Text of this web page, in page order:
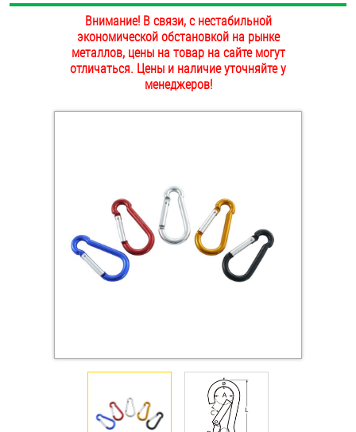
ОПЛАТА И ДОСТАВКА
НАШИ МАГАЗИНЫ
Дюбели
Заклепки (Гайки-Заклепки)
Инструмент
Крюки, кольца с метрической резьбой
Оснастка и аксессуары для яхт
Внимание! В связи, с нестабильной
экономической обстановкой на рынке
металлов, цены на товар на сайте могут
отличаться. Цены и наличие уточняйте у
менеджеров!